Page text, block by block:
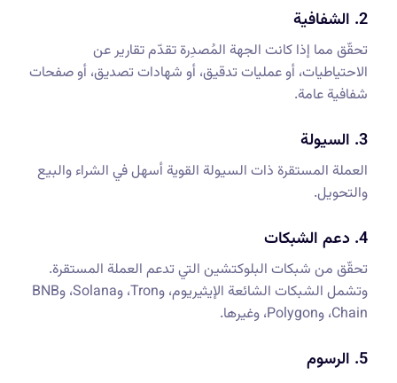
2. الشفافية
تحقّق مما إذا كانت الجهة المُصدِرة تقدّم تقارير عن
الاحتياطيات، أو عمليات تدقيق، أو شهادات تصديق، أو صفحات
شفافية عامة.
3. السيولة
العملة المستقرة ذات السيولة القوية أسهل في الشراء والبيع
والتحويل.
4. دعم الشبكات
تحقّق من شبكات البلوكتشين التي تدعم العملة المستقرة.
وتشمل الشبكات الشائعة الإيثيريوم، وTron، وSolana، وBNB
Chain، وPolygon، وغيرها.
5. الرسوم